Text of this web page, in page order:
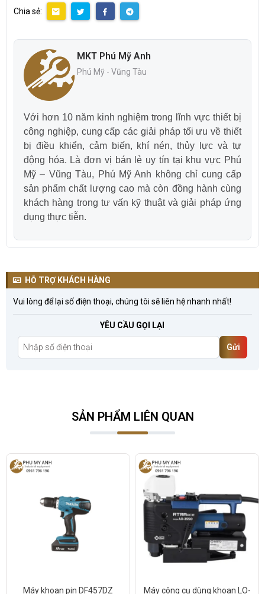
Chia sẻ:
MKT Phú Mỹ Anh
Phú Mỹ - Vũng Tàu
Với hơn 10 năm kinh nghiệm trong lĩnh vực thiết bị
công nghiệp, cung cấp các giải pháp tối ưu về thiết
bị điều khiển, cảm biến, khí nén, thủy lực và tự
động hóa. Là đơn vị bán lẻ uy tín tại khu vực Phú
Mỹ – Vũng Tàu, Phú Mỹ Anh không chỉ cung cấp
sản phẩm chất lượng cao mà còn đồng hành cùng
khách hàng trong tư vấn kỹ thuật và giải pháp ứng
dụng thực tiễn.
HỖ TRỢ KHÁCH HÀNG
Vui lòng để lại số điện thoại, chúng tôi sẽ liên hệ nhanh nhất!
YÊU CẦU GỌI LẠI
Gửi
SẢN PHẨM LIÊN QUAN
Máy khoan pin DF457DZ
Máy công cụ dùng khoan LO-